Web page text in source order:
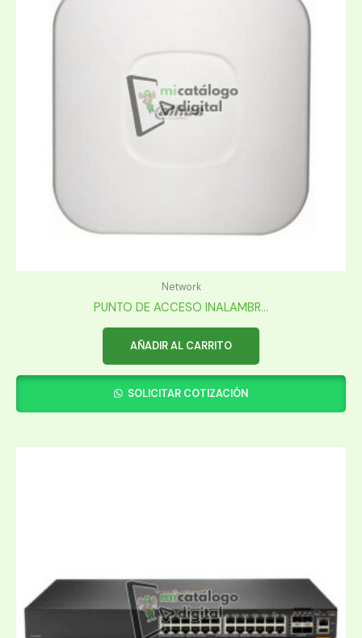
Network
PUNTO DE ACCESO INALAMBR...
AÑADIR AL CARRITO
SOLICITAR COTIZACIÓN